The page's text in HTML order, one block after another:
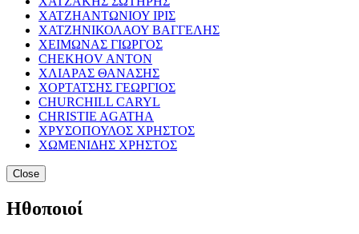
ΧΑΤΖΗΑΝΤΩΝΙΟΥ ΙΡΙΣ
ΧΑΤΖΗΝΙΚΟΛΑΟΥ ΒΑΓΓΕΛΗΣ
ΧΕΙΜΩΝΑΣ ΓΙΩΡΓΟΣ
CHEKHOV ANTON
ΧΛΙΑΡΑΣ ΘΑΝΑΣΗΣ
ΧΟΡΤΑΤΣΗΣ ΓΕΩΡΓΙΟΣ
CHURCHILL CARYL
CHRISTIE AGATHA
ΧΡΥΣΟΠΟΥΛΟΣ ΧΡΗΣΤΟΣ
ΧΩΜΕΝΙΔΗΣ ΧΡΗΣΤΟΣ
Close
Ηθοποιοί